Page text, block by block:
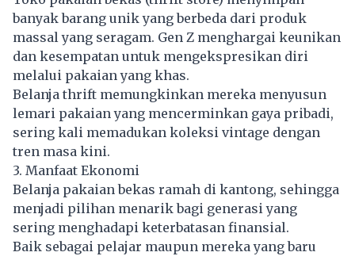
banyak barang unik yang berbeda dari produk
massal yang seragam. Gen Z menghargai keunikan
dan kesempatan untuk mengekspresikan diri
melalui pakaian yang khas.
Belanja thrift memungkinkan mereka menyusun
lemari pakaian yang mencerminkan gaya pribadi,
sering kali memadukan koleksi vintage dengan
tren masa kini.
3. Manfaat Ekonomi
Belanja pakaian bekas ramah di kantong, sehingga
menjadi pilihan menarik bagi generasi yang
sering menghadapi keterbatasan finansial.
Baik sebagai pelajar maupun mereka yang baru